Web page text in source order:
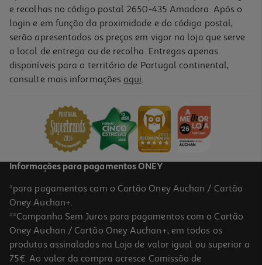
e recolhas no código postal 2650-435 Amadora. Após o
login e em função da proximidade e do código postal,
serão apresentados os preços em vigor na loja que serve
o local de entrega ou de recolha. Entregas apenas
disponíveis para o território de Portugal continental,
consulte mais informações aqui.
Informações para pagamentos ONEY
*para pagamentos com o Cartão Oney Auchan / Cartão
Oney Auchan+.
**Campanha Sem Juros para pagamentos com o Cartão
Oney Auchan / Cartão Oney Auchan+, em todos os
produtos assinalados na Loja de valor igual ou superior a
75€. Ao valor da compra acresce Comissão de